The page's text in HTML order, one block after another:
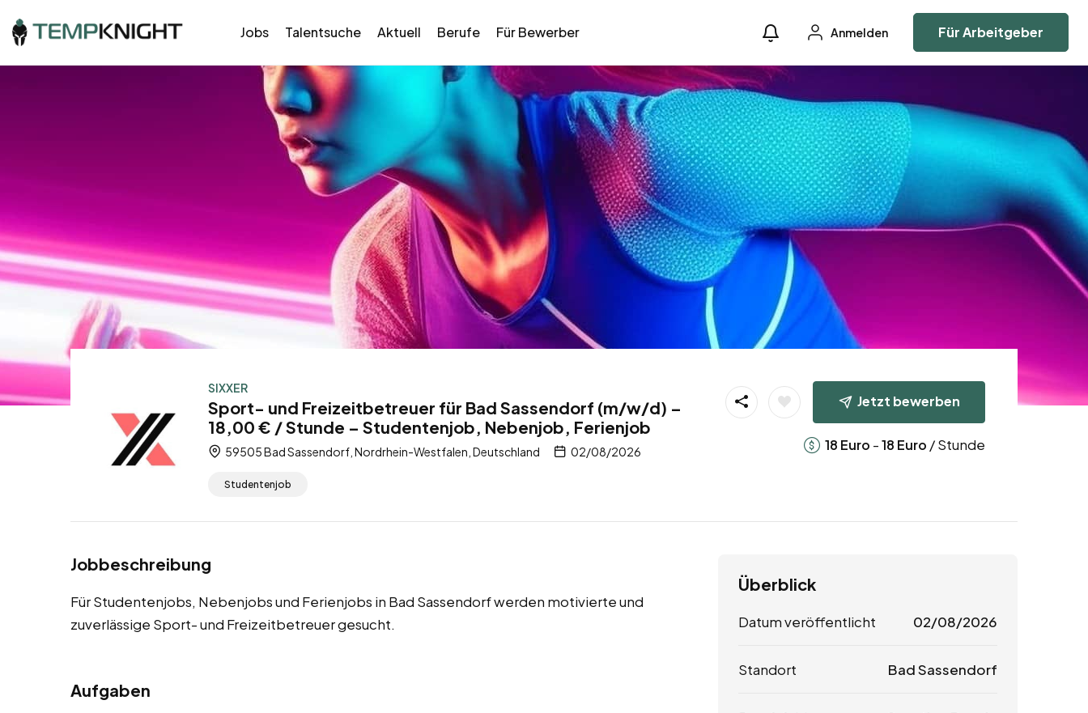
Jobs Talentsuche Aktuell Berufe Für Bewerber Anmelden Für Arbeitgeber
SIXXER
Sport- und Freizeitbetreuer für Bad Sassendorf (m/w/d) –
18,00 € / Stunde – Studentenjob, Nebenjob, Ferienjob
59505 Bad Sassendorf, Nordrhein-Westfalen, Deutschland 02/08/2026
Studentenjob
Jetzt bewerben
18 Euro -18 Euro / Stunde
Jobbeschreibung
Für Studentenjobs, Nebenjobs und Ferienjobs in Bad Sassendorf werden motivierte und
zuverlässige Sport- und Freizeitbetreuer gesucht.
Aufgaben
Überblick
Datum veröffentlicht 02/08/2026
Standort Bad Sassendorf